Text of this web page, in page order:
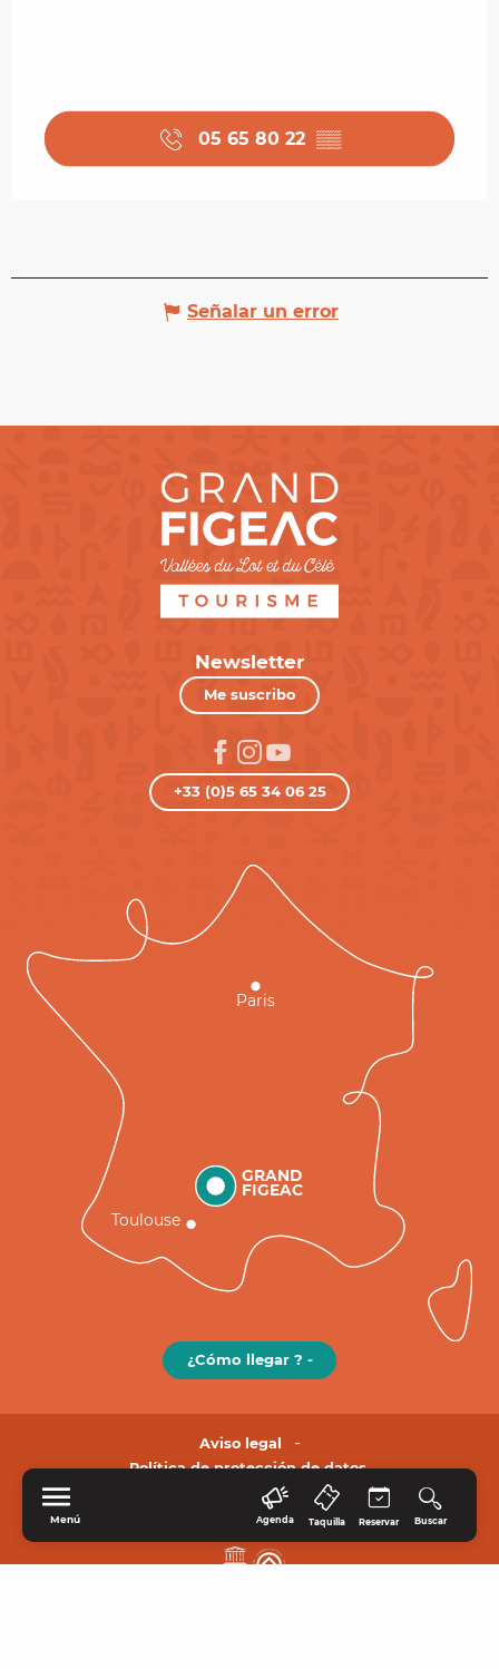
Menú Agenda Taquilla Reservar Buscar
05 65 80 22 ▒▒
Señalar un error
Newsletter
Me suscribo
+33 (0)5 65 34 06 25
GRAND
FIGEAC
Toulouse
Paris
¿Cómo llegar ? -
Aviso legal
Política de protección de datos.